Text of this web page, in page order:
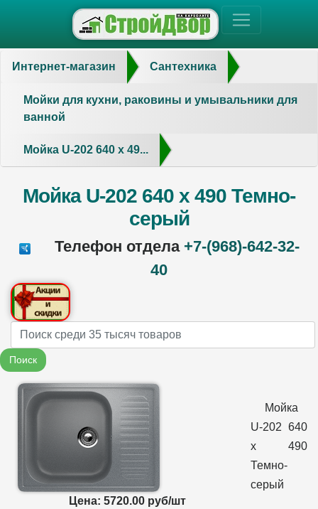
Интернет-магазин Сантехника
Мойки для кухни, раковины и умывальники для
ванной
Мойка U-202 640 х 49...
Мойка U-202 640 х 490 Темно-
серый
Телефон отдела +7-(968)-642-32-
40
Name
Поиск
Цена: 5720.00 руб/шт
Мойка
U-202 640
х 490
Темно-
серый